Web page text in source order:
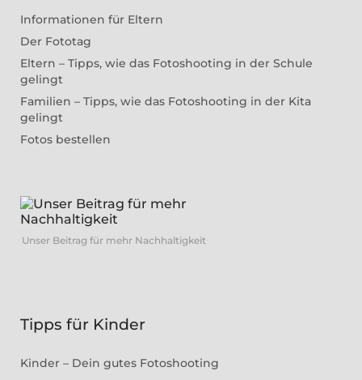
Informationen für Eltern
Der Fototag
Eltern – Tipps, wie das Fotoshooting in der Schule
gelingt
Familien – Tipps, wie das Fotoshooting in der Kita
gelingt
Fotos bestellen
Unser Beitrag für mehr Nachhaltigkeit
Tipps für Kinder
Kinder – Dein gutes Fotoshooting